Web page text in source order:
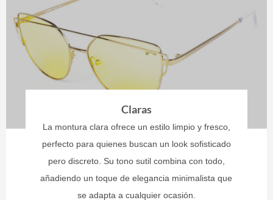
Claras
La montura clara ofrece un estilo limpio y fresco,
perfecto para quienes buscan un look sofisticado
pero discreto. Su tono sutil combina con todo,
añadiendo un toque de elegancia minimalista que
se adapta a cualquier ocasión.